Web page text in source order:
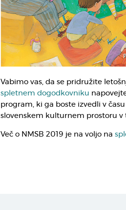
Vabimo vas, da se pridružite
spletnem dogodkovniku
program, ki ga boste izvedli v
slovenskem kulturnem prostoru v
Več o NMSB 2019 je na voljo na